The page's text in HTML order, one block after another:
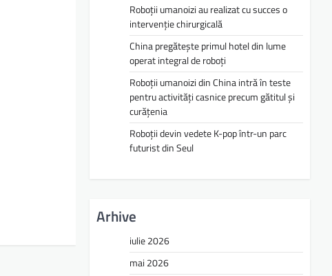
Roboții umanoizi au realizat cu succes o
intervenție chirurgicală
China pregătește primul hotel din lume
operat integral de roboți
Roboții umanoizi din China intră în teste
pentru activități casnice precum gătitul și
curățenia
Roboții devin vedete K-pop într-un parc
futurist din Seul
Arhive
iulie 2026
mai 2026